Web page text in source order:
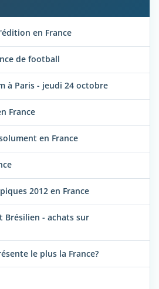
en France
de football
à Paris - jeudi 24 octobre
France
en France
2012 en France
Brésilien - achats sur
le plus la France?